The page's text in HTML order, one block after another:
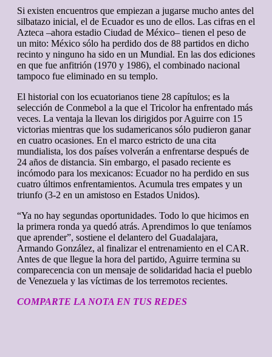
Si existen encuentros que empiezan a jugarse mucho antes del
silbatazo inicial, el de Ecuador es uno de ellos. Las cifras en el
Azteca –ahora estadio Ciudad de México– tienen el peso de
un mito: México sólo ha perdido dos de 88 partidos en dicho
recinto y ninguno ha sido en un Mundial. En las dos ediciones
en que fue anfitrión (1970 y 1986), el combinado nacional
tampoco fue eliminado en su templo.
El historial con los ecuatorianos tiene 28 capítulos; es la
selección de Conmebol a la que el Tricolor ha enfrentado más
veces. La ventaja la llevan los dirigidos por Aguirre con 15
victorias mientras que los sudamericanos sólo pudieron ganar
en cuatro ocasiones. En el marco estricto de una cita
mundialista, los dos países volverán a enfrentarse después de
24 años de distancia. Sin embargo, el pasado reciente es
incómodo para los mexicanos: Ecuador no ha perdido en sus
cuatro últimos enfrentamientos. Acumula tres empates y un
triunfo (3-2 en un amistoso en Estados Unidos).
“Ya no hay segundas oportunidades. Todo lo que hicimos en
la primera ronda ya quedó atrás. Aprendimos lo que teníamos
que aprender”, sostiene el delantero del Guadalajara,
Armando González, al finalizar el entrenamiento en el CAR.
Antes de que llegue la hora del partido, Aguirre termina su
comparecencia con un mensaje de solidaridad hacia el pueblo
de Venezuela y las víctimas de los terremotos recientes.
COMPARTE LA NOTA EN TUS REDES